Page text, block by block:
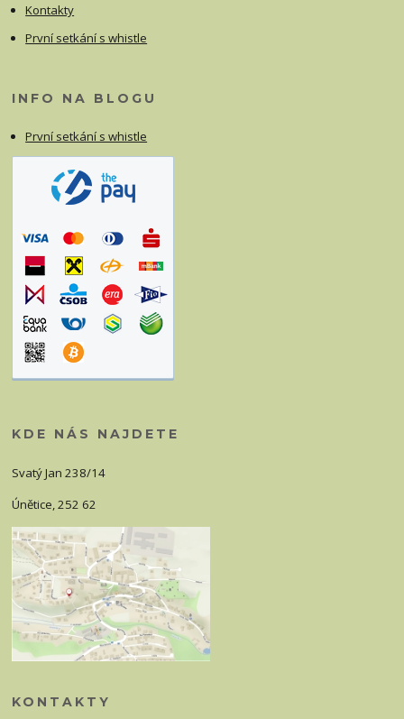
Kontakty
První setkání s whistle
INFO NA BLOGU
První setkání s whistle
KDE NÁS NAJDETE
Svatý Jan 238/14
Únětice, 252 62
KONTAKTY